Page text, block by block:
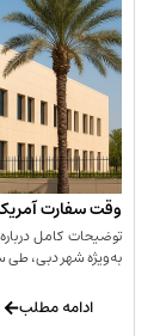
آمریکا و کانادا در
درباره وقت سفارت
دبی، طی سال‌های اخیر